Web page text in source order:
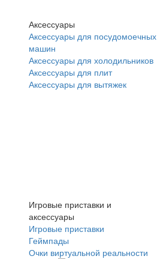
Аксессуары
Аксессуары для посудомоечных
машин
Аксессуары для холодильников
Аксессуары для плит
Аксессуары для вытяжек
Игровые приставки и
аксессуары
Игровые приставки
Геймпады
Очки виртуальной реальности